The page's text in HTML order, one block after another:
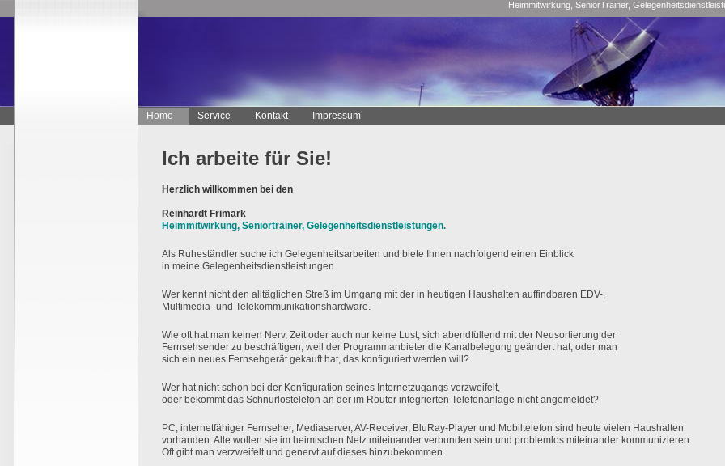
Heimmitwirkung, SeniorTrainer,
Home Service Kontakt Impressum
Ich arbeite für Sie!
Herzlich willkommen bei den
Reinhardt Frimark
Heimmitwirkung, Seniortrainer, Gelegenheitsdienstleistungen.
Als Ruheständler suche ich Gelegenheitsarbeiten und biete Ihnen nachfolgend einen Einblick
in meine Gelegenheitsdienstleistungen.
Wer kennt nicht den alltäglichen Streß im Umgang mit der in heutigen Haushalten auffindbaren EDV-,
Multimedia- und Telekommunikationshardware.
Wie oft hat man keinen Nerv, Zeit oder auch nur keine Lust, sich abendfüllend mit der Neusortierung der
Fernsehsender zu beschäftigen, weil der Programmanbieter die Kanalbelegung geändert hat, oder man
sich ein neues Fernsehgerät gekauft hat, das konfiguriert werden will?
Wer hat nicht schon bei der Konfiguration seines Internetzugangs verzweifelt,
oder bekommt das Schnurlostelefon an der im Router integrierten Telefonanlage nicht angemeldet?
PC, internetfähiger Fernseher, Mediaserver, AV-Receiver, BluRay-Player und Mobiltelefon sind heute vielen Haushalten
vorhanden. Alle wollen sie im heimischen Netz miteinander verbunden sein und problemlos miteinander kommunizieren.
Oft gibt man verzweifelt und genervt auf dieses hinzubekommen.